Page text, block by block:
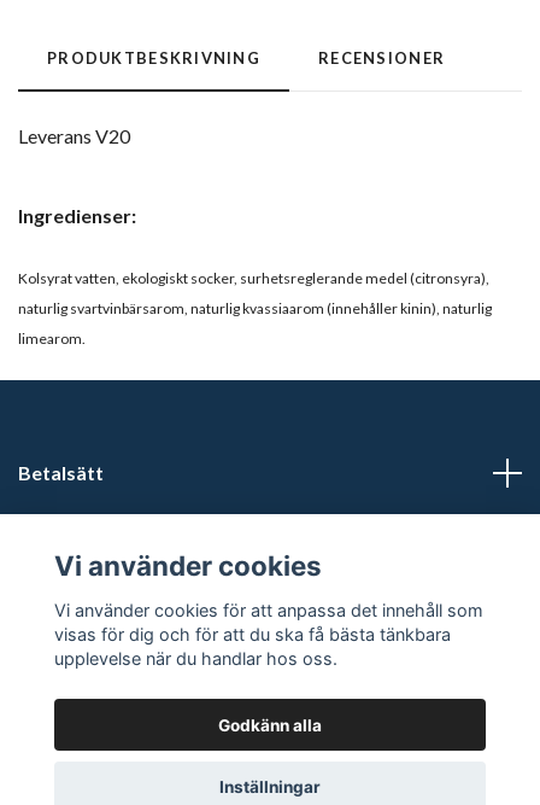
PRODUKTBESKRIVNING RECENSIONER
Leverans V20
Ingredienser:
Kolsyrat vatten, ekologiskt socker, surhetsreglerande medel (citronsyra),
naturlig svartvinbärsarom, naturlig kvassiaarom (innehåller kinin), naturlig
limearom.
Betalsätt
Sociala medier
© 2026 FörfriskningarPowered by Quickbutik
Vi använder cookies
Vi använder cookies för att anpassa det innehåll som
visas för dig och för att du ska få bästa tänkbara
upplevelse när du handlar hos oss.
Godkänn alla
Inställningar